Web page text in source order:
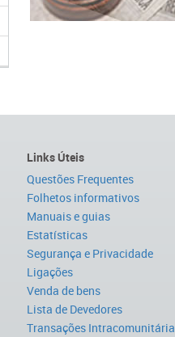
Links Úteis
Questões Frequentes
Folhetos informativos
Manuais e guias
Estatísticas
Segurança e Privacidade
Ligações
Venda de bens
Lista de Devedores
Transações